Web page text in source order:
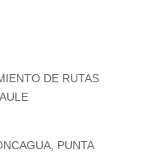
DE RUTAS
PUNTA